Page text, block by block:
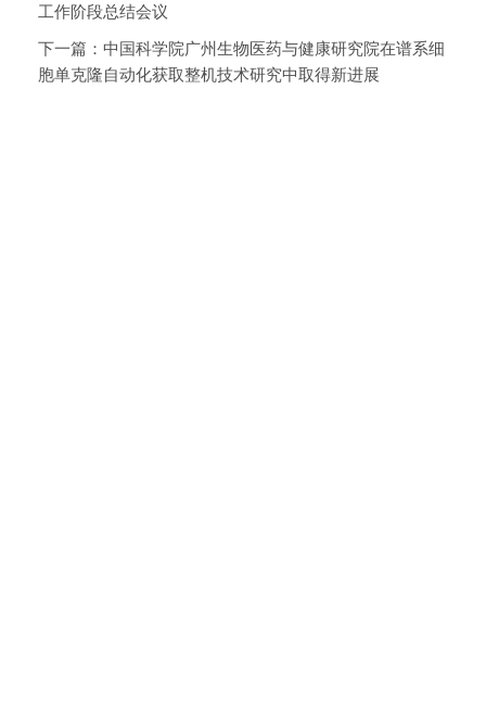
工作阶段总结会议
下一篇： 中国科学院广州生物医药与健康研究院在谱系细
胞单克隆自动化获取整机技术研究中取得新进展